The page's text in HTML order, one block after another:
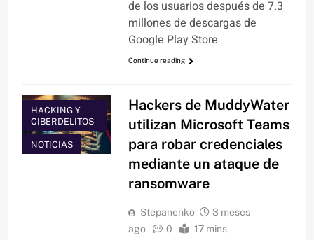
de los usuarios después de 7.3
millones de descargas de
Google Play Store
Continue reading
HACKING Y
CIBERDELITOS
NOTICIAS
Hackers de MuddyWater
utilizan Microsoft Teams
para robar credenciales
mediante un ataque de
ransomware
Stepanenko
3 meses
ago
0 17 mins